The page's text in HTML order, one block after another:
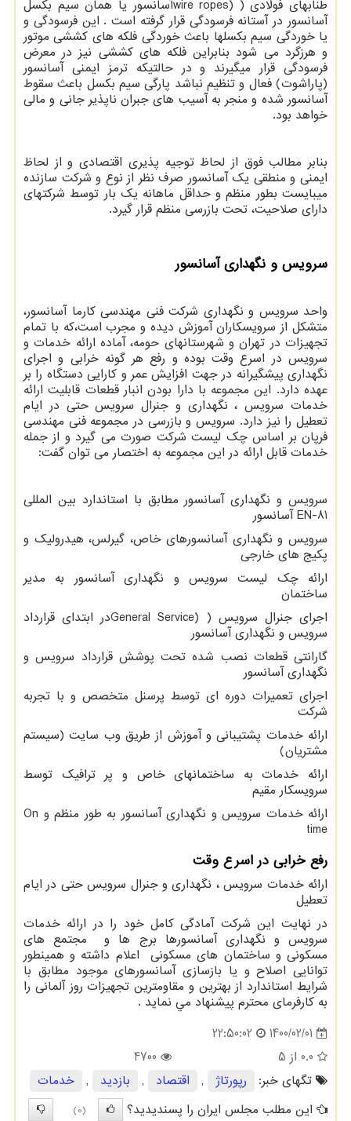
طنابهای فولادی ( wire ropes)آسانسور یا همان سیم بکسل
آسانسور در آستانه فرسودگی قرار گرفته است . این فرسودگی و
یا خوردگی سیم بکسلها باعث خوردگی فلکه های کششی موتور
و هرزگرد می شود بنابراین فلکه های کششی نیز در معرض
فرسودگی قرار میگیرند و در حالتیکه ترمز ایمنی آسانسور
(پاراشوت) فعال و تنظیم نباشد پارگی سیم بکسل باعث سقوط
آسانسور شده و منجر به آسیب های جبران ناپذیر جانی و مالی
خواهد بود.
بنابر مطالب فوق از لحاظ توجیه پذیری اقتصادی و از لحاظ
ایمنی و منطقی یک آسانسور صرف نظر از نوع و شرکت سازنده
میبایست بطور منظم و حداقل ماهانه یک بار توسط شرکتهای
دارای صلاحیت، تحت بازرسی منظم قرار گیرد.
سرويس و نگهداری آسانسور
واحد سرویس و نگهداری شرکت فنی مهندسی کارما آسانسور،
متشکل از سرویسکاران آموزش دیده و مجرب است،که با تمام
تجهیزات در تهران و شهرستانهای حومه، آماده ارائه خدمات و
سرویس در اسرع وقت بوده و رفع هر گونه خرابی و اجرای
نگهداری پیشگیرانه در جهت افزایش عمر و کارایی دستگاه را بر
عهده دارد. این مجموعه با دارا بودن انبار قطعات قابلیت ارائه
خدمات سرویس ، نگهداری و جنرال سرویس حتی در ایام
تعطیل را نیز دارد. سرویس و بازرسی در مجموعه فنی مهندسی
فرپان بر اساس چک لیست شرکت صورت می گیرد و از جمله
خدمات قابل ارائه در این مجموعه به اختصار می توان گفت:
سرویس و نگهداری آسانسور مطابق با استاندارد بین المللی
EN-81آسانسور
سرویس و نگهداری آسانسورهای خاص، گیرلس، هیدرولیک و
پکیج های خارجی
ارائه چک لیست سرویس و نگهداری آسانسور به مدیر
ساختمان
اجرای جنرال سرویس ( General Service)در ابتدای قرارداد
سرویس و نگهداری آسانسور
گارانتی قطعات نصب شده تحت پوشش قرارداد سرویس و
نگهداری آسانسور
اجرای تعمیرات دوره ای توسط پرسنل متخصص و با تجربه
شرکت
ارائه خدمات پشتیبانی و آموزش از طریق وب سایت (سیستم
مشتریان)
ارائه خدمات به ساختمانهای خاص و پر ترافیک توسط
سرویسکار مقیم
ارائه خدمات سرویس و نگهداری آسانسور به طور منظم و On
time
رفع خرابی در اسرع وقت
ارائه خدمات سرویس ، نگهداری و جنرال سرویس حتی در ایام
تعطیل
در نهايت اين شركت آمادگی كامل خود را در ارائه خدمات
سرويس و نگهداري آسانسورها برج ها و مجتمع های
مسکونی و ساختمان های مسکونی اعلام داشته و همينطور
توانايی اصلاح و يا بازسازی آسانسورهای موجود مطابق با
شرايط استاندارد از بهترين و مقاومترين تجهيزات روز آلمانی را
به كارفرمای محترم پيشنهاد مي نمايد .
1400/02/01
22:50:02
0.0 از 5
4700
تگهای خبر:
رپورتاژ , اقتصاد , بازدید ,
خدمات
این مطلب مجلس ایران را پسندیدید؟
(0)